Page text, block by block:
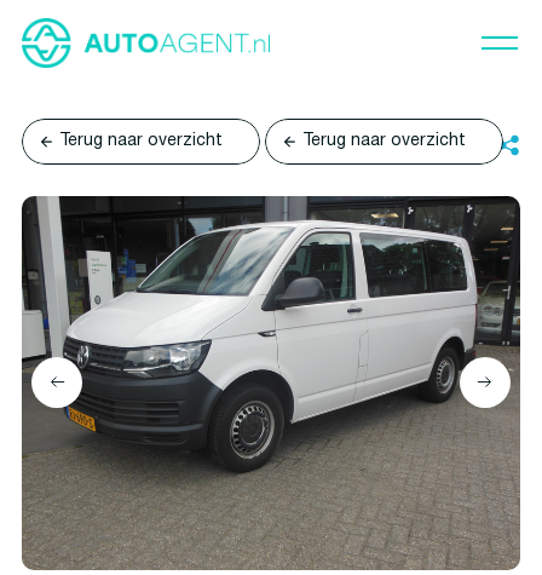
Terug naar overzicht Terug naar overzicht